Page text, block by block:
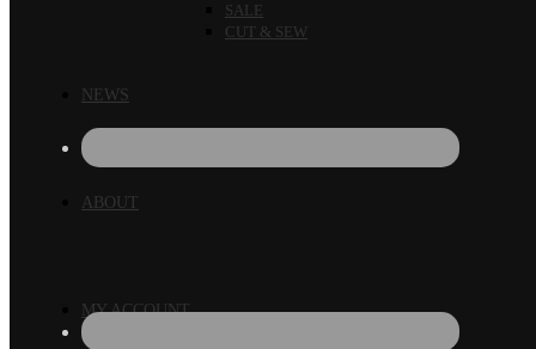
SALE
CUT & SEW
NEWS
ABOUT
MY ACCOUNT